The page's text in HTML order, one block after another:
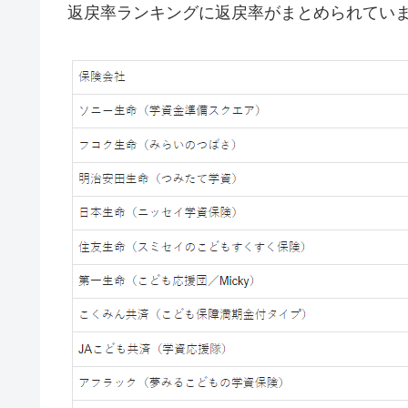
返戻率ランキングに返戻率がまとめられてい